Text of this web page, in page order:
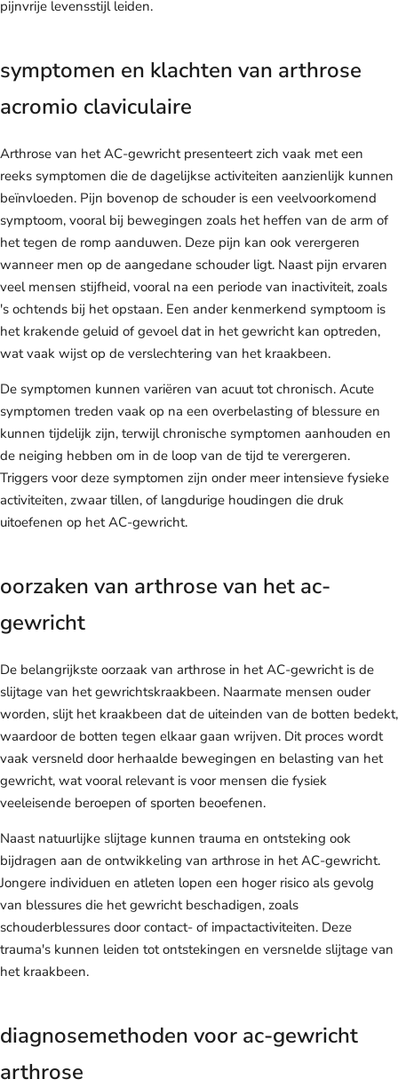
pijnvrije levensstijl leiden.
symptomen en klachten van arthrose
acromio claviculaire
Arthrose van het AC-gewricht presenteert zich vaak met een
reeks symptomen die de dagelijkse activiteiten aanzienlijk kunnen
beïnvloeden. Pijn bovenop de schouder is een veelvoorkomend
symptoom, vooral bij bewegingen zoals het heffen van de arm of
het tegen de romp aanduwen. Deze pijn kan ook verergeren
wanneer men op de aangedane schouder ligt. Naast pijn ervaren
veel mensen stijfheid, vooral na een periode van inactiviteit, zoals
's ochtends bij het opstaan. Een ander kenmerkend symptoom is
het krakende geluid of gevoel dat in het gewricht kan optreden,
wat vaak wijst op de verslechtering van het kraakbeen.
De symptomen kunnen variëren van acuut tot chronisch. Acute
symptomen treden vaak op na een overbelasting of blessure en
kunnen tijdelijk zijn, terwijl chronische symptomen aanhouden en
de neiging hebben om in de loop van de tijd te verergeren.
Triggers voor deze symptomen zijn onder meer intensieve fysieke
activiteiten, zwaar tillen, of langdurige houdingen die druk
uitoefenen op het AC-gewricht.
oorzaken van arthrose van het ac-
gewricht
De belangrijkste oorzaak van arthrose in het AC-gewricht is de
slijtage van het gewrichtskraakbeen. Naarmate mensen ouder
worden, slijt het kraakbeen dat de uiteinden van de botten bedekt,
waardoor de botten tegen elkaar gaan wrijven. Dit proces wordt
vaak versneld door herhaalde bewegingen en belasting van het
gewricht, wat vooral relevant is voor mensen die fysiek
veeleisende beroepen of sporten beoefenen.
Naast natuurlijke slijtage kunnen trauma en ontsteking ook
bijdragen aan de ontwikkeling van arthrose in het AC-gewricht.
Jongere individuen en atleten lopen een hoger risico als gevolg
van blessures die het gewricht beschadigen, zoals
schouderblessures door contact- of impactactiviteiten. Deze
trauma's kunnen leiden tot ontstekingen en versnelde slijtage van
het kraakbeen.
diagnosemethoden voor ac-gewricht
arthrose